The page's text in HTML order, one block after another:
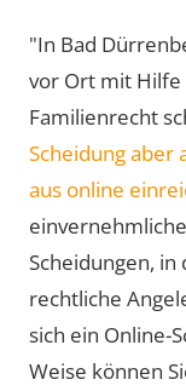
"In Bad
vor Ort mit Hilfe
Familienrecht
Scheidung aber
aus online
Scheidungen,
rechtliche
sich ein Online-
Weise können